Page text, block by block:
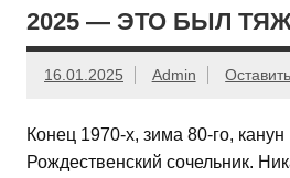
2025 — ЭТО БЫЛ
16.01.2025 Admin
Конец 1970-х, зима 80-го,
Рождественский сочельник.